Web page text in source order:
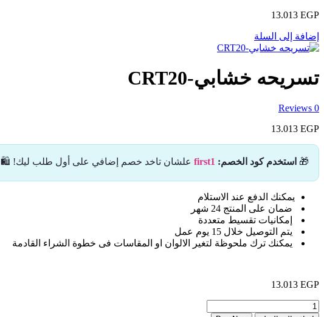
13.013 EGP
إضافة إلى السلة
تسريحه خشابي-CRT20
0
13.013 EGP
🎁 استخدم كود الخصم: first1 علشان تاخد خصم إضافي على أول طلب ليك! 🛍️
يمكنك الدفع عند الاستلام
ضمان على المنتج 24 شهر
إمكانيات تقسيط متعددة
يتم التوصيل خلال 15 يوم عمل
يمكنك ترك ملحوظة لتغير الالوان او المقاسات فى خطوة الشراء القادمة
13.013 EGP
كمية